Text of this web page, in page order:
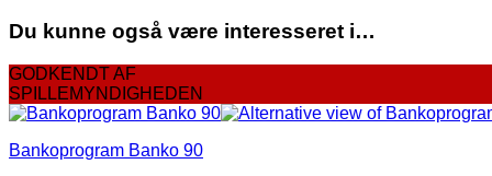
Du kunne også være interesseret i…
GODKENDT AF
SPILLEMYNDIGHEDEN
Bankoprogram Banko 90